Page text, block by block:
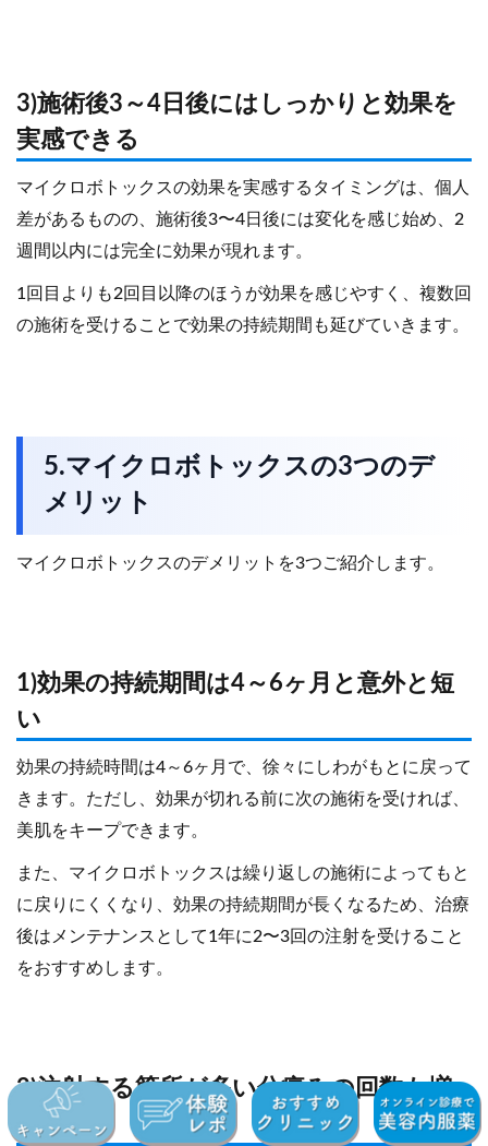
3)施術後3～4日後にはしっかりと効果を
実感できる
マイクロボトックスの効果を実感するタイミングは、個人
差があるものの、施術後3〜4日後には変化を感じ始め、2
週間以内には完全に効果が現れます。
1回目よりも2回目以降のほうが効果を感じやすく、複数回
の施術を受けることで効果の持続期間も延びていきます。
5.マイクロボトックスの3つのデ
メリット
マイクロボトックスのデメリットを3つご紹介します。
1)効果の持続期間は4～6ヶ月と意外と短
い
効果の持続時間は4～6ヶ月で、徐々にしわがもとに戻って
きます。ただし、効果が切れる前に次の施術を受ければ、
美肌をキープできます。
また、マイクロボトックスは繰り返しの施術によってもと
に戻りにくくなり、効果の持続期間が長くなるため、治療
後はメンテナンスとして1年に2〜3回の注射を受けること
をおすすめします。
2)注射する箇所が多い分痛みの回数も増
える